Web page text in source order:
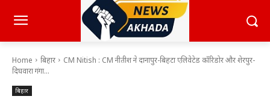
Home बिहार
CM Nitish : CM नीतीश ने दानापुर-बिहटा एलिवेटेड कॉरिडोर और शेरपुर-
दिघवारा गंगा...
बिहार